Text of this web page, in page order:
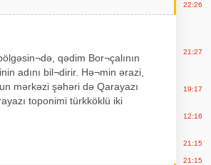
qədim Bor¬çalının
adını bil¬dirir. Hə¬min ərazi,
mərkəzi şəhəri də Qarayazı
toponimi türkköklü iki
22:26
21:27
19:17
12:16
21:15
21:15